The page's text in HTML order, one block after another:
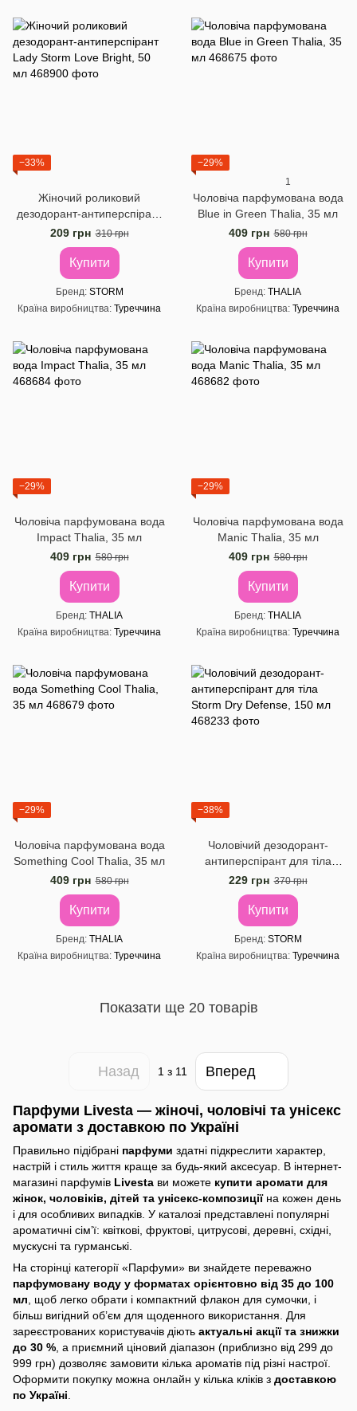
−33%
Жіночий роликовий
дезодорант-антиперспірант
Lady Storm Love Bright, 50
мл
209 грн 310 грн
Купити
Бренд STORM
Країна виробництва Туреччина
−29%
1
Чоловіча парфумована вода
Blue in Green Thalia, 35 мл
409 грн 580 грн
Купити
Бренд THALIA
Країна виробництва Туреччина
−29%
Чоловіча парфумована вода
Impact Thalia, 35 мл
409 грн 580 грн
Купити
Бренд THALIA
Країна виробництва Туреччина
−29%
Чоловіча парфумована вода
Manic Thalia, 35 мл
409 грн 580 грн
Купити
Бренд THALIA
Країна виробництва Туреччина
−29%
Чоловіча парфумована вода
Something Cool Thalia, 35 мл
409 грн 580 грн
Купити
Бренд THALIA
Країна виробництва Туреччина
−38%
Чоловічий дезодорант-
антиперспірант для тіла
Storm Dry Defense, 150 мл
229 грн 370 грн
Купити
Бренд STORM
Країна виробництва Туреччина
Показати ще 20 товарів
Назад 1 з 11 Вперед
Парфуми Livesta — жіночі, чоловічі та унісекс
аромати з доставкою по Україні
Правильно підібрані парфуми здатні підкреслити характер,
настрій і стиль життя краще за будь-який аксесуар. В інтернет-
магазині парфумів Livesta ви можете купити аромати для
жінок, чоловіків, дітей та унісекс-композиціїна кожен день
і для особливих випадків. У каталозі представлені популярні
ароматичні сім’ї: квіткові, фруктові, цитрусові, деревні, східні,
мускусні та гурманські.
На сторінці категорії «Парфуми» ви знайдете переважно
парфумовану воду у форматах орієнтовно від 35 до 100
мл, щоб легко обрати і компактний флакон для сумочки, і
більш вигідний об’єм для щоденного використання. Для
зареєстрованих користувачів діють актуальні акції та знижки
до 30 %, а приємний ціновий діапазон (приблизно від 299 до
999 грн) дозволяє замовити кілька ароматів під різні настрої.
Оформити покупку можна онлайн у кілька кліків з доставкою
по Україні.